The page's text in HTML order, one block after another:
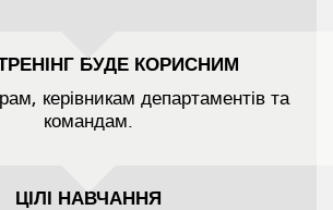
БУДЕ КОРИСНИМ
керівникам департаментів та
командам.
ЦІЛІ НАВЧАННЯ